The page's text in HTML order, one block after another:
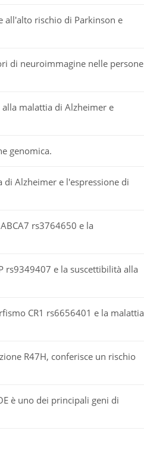
all'alto rischio di Parkinson e
di neuroimmagine nelle persone
alla malattia di Alzheimer e
genomica.
Alzheimer e l'espressione di
rs3764650 e la
rs9349407 e la suscettibilità alla
CR1 rs6656401 e la malattia
R47H, conferisce un rischio
è uno dei principali geni di